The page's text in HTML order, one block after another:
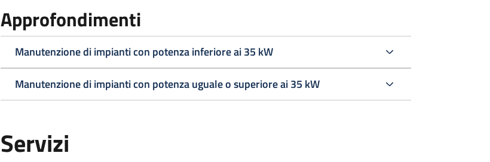
Approfondimenti
Manutenzione di impianti con potenza inferiore ai 35 kW
Manutenzione di impianti con potenza uguale o superiore ai 35 kW
Servizi